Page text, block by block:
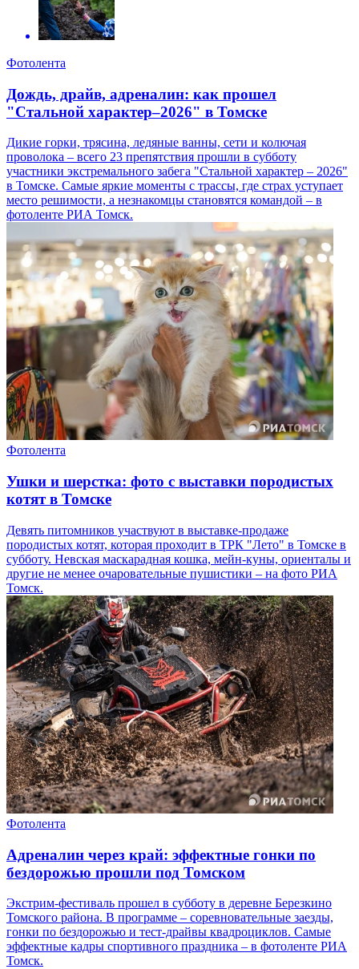
Фотолента
Дождь, драйв, адреналин: как прошел
"Стальной характер–2026" в Томске
Дикие горки, трясина, ледяные ванны, сети и колючая
проволока – всего 23 препятствия прошли в субботу
участники экстремального забега "Стальной характер – 2026"
в Томске. Самые яркие моменты с трассы, где страх уступает
место решимости, а незнакомцы становятся командой – в
фотоленте РИА Томск.
Фотолента
Ушки и шерстка: фото с выставки породистых
котят в Томске
Девять питомников участвуют в выставке-продаже
породистых котят, которая проходит в ТРК "Лето" в Томске в
субботу. Невская маскарадная кошка, мейн-куны, ориенталы и
другие не менее очаровательные пушистики – на фото РИА
Томск.
Фотолента
Адреналин через край: эффектные гонки по
бездорожью прошли под Томском
Экстрим-фестиваль прошел в субботу в деревне Березкино
Томского района. В программе – соревновательные заезды,
гонки по бездорожью и тест-драйвы квадроциклов. Самые
эффектные кадры спортивного праздника – в фотоленте РИА
Томск.